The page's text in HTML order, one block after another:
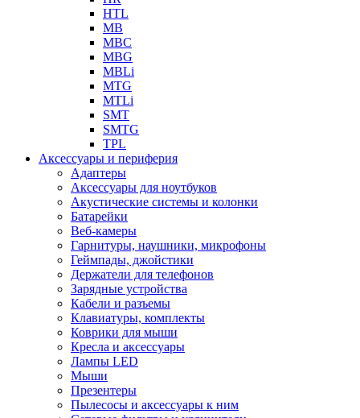
HTL
MB
MBC
MBG
MBLi
MTG
MTLi
SMT
SMTG
TPL
Аксессуары и периферия
Адаптеры
Аксессуары для ноутбуков
Акустические системы и колонки
Батарейки
Веб-камеры
Гарнитуры, наушники, микрофоны
Геймпады, джойстики
Держатели для телефонов
Зарядные устройства
Кабели и разъемы
Клавиатуры, комплекты
Коврики для мыши
Кресла и аксессуары
Лампы LED
Мыши
Презентеры
Пылесосы и аксессуары к ним